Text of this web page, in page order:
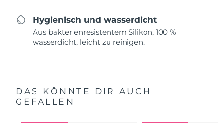
Hygienisch und wasserdicht
Aus bakterienresistentem Silikon, 100 %
wasserdicht, leicht zu reinigen.
DAS KÖNNTE DIR AUCH
GEFALLEN